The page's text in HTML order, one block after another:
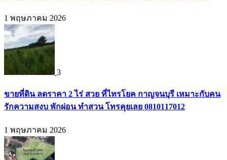
1 พฤษภาคม 2026
3
ขายที่ดิน ลดราคา 2 ไร่ สวย ที่ไทรโยค กาญจนบุรี เหมาะกับคน
รักความสงบ พักผ่อน ทำสวน โทรคุยเลย 0810117012
1 พฤษภาคม 2026